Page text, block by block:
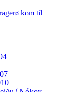
kom til